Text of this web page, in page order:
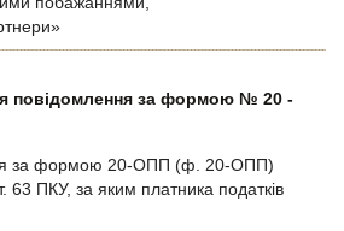
повідомлення за формою № 20 -
за формою 20-ОПП (ф. 20-ОПП)
63 ПКУ, за яким платника податків